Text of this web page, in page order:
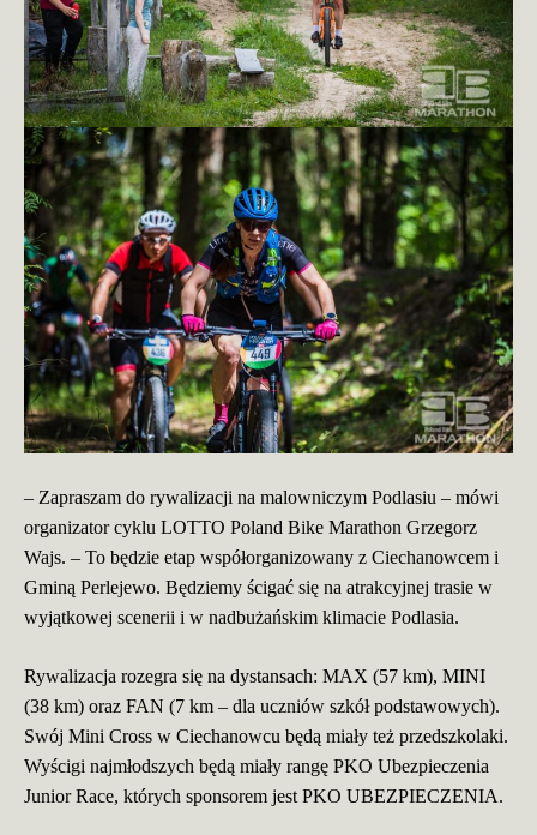
– Zapraszam do rywalizacji na malowniczym Podlasiu – mówi
organizator cyklu LOTTO Poland Bike Marathon Grzegorz
Wajs. – To będzie etap współorganizowany z Ciechanowcem i
Gminą Perlejewo. Będziemy ścigać się na atrakcyjnej trasie w
wyjątkowej scenerii i w nadbużańskim klimacie Podlasia.
Rywalizacja rozegra się na dystansach: MAX (57 km), MINI
(38 km) oraz FAN (7 km – dla uczniów szkół podstawowych).
Swój Mini Cross w Ciechanowcu będą miały też przedszkolaki.
Wyścigi najmłodszych będą miały rangę PKO Ubezpieczenia
Junior Race, których sponsorem jest PKO UBEZPIECZENIA.